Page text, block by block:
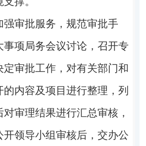
强审批服务，规范审批手
事项局务会议讨论，召开专
定审批工作，对有关部门和
内容及项目进行整理，列
审理结果进行汇总审核，
开领导小组审核后，交办公